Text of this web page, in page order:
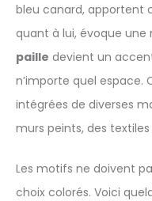
bleu canard, apportent
quant à lui, évoque une
paille devient un
n’importe quel espace.
intégrées de diverses
murs peints, des
Les motifs ne doivent
choix colorés. Voici